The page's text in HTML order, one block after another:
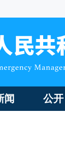
闻 公开